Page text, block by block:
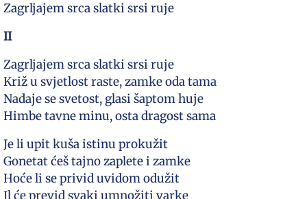
Zagrljajem srca slatki srsi ruje
II
Zagrljajem srca slatki srsi ruje
Križ u svjetlost raste, zamke oda tama
Nadaje se svetost, glasi šaptom huje
Himbe tavne minu, osta dragost sama
Je li upit kuša istinu prokužit
Gonetat ćeš tajno zaplete i zamke
Hoće li se privid uvidom odužit
Il će previd svaki umnožiti varke